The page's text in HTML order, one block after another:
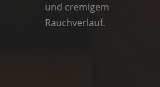
und cremigem
Rauchverlauf.